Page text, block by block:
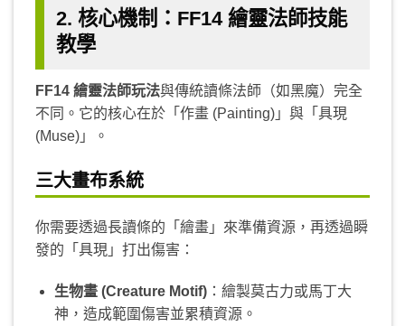
2. 核心機制：FF14 繪靈法師技能
教學
FF14 繪靈法師玩法與傳統讀條法師（如黑魔）完全
不同。它的核心在於「作畫 (Painting)」與「具現
(Muse)」。
三大畫布系統
你需要透過長讀條的「繪畫」來準備資源，再透過瞬
發的「具現」打出傷害：
生物畫 (Creature Motif)：繪製莫古力或馬丁大
神，造成範圍傷害並累積資源。